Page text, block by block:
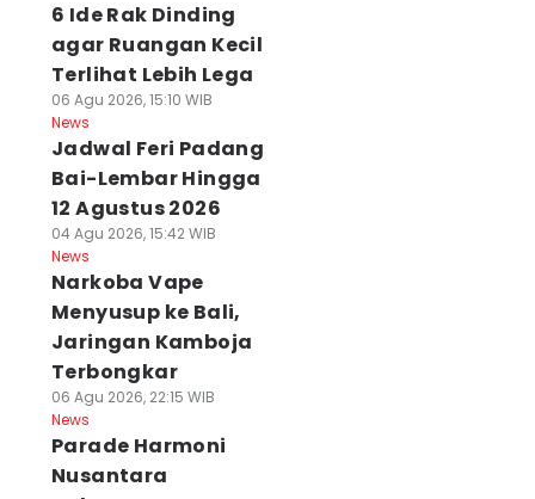
Ide Rak Dinding
Ruangan
Terlihat
Lega
Agu 2026, 15:10 WIB
Harga Pangan Bali
Hari Ini, Cabai
Kg
06 Agu 2026, 13:06 WIB
6 Ide Rak Dinding
agar Ruangan Kecil
Terlihat Lebih Lega
06 Agu 2026, 15:10 WIB
News
Jadwal Feri Padang
Bai-Lembar Hingga
12 Agustus 2026
04 Agu 2026, 15:42 WIB
News
Narkoba Vape
Menyusup ke Bali,
Jaringan Kamboja
Terbongkar
06 Agu 2026, 22:15 WIB
News
Parade Harmoni
Nusantara